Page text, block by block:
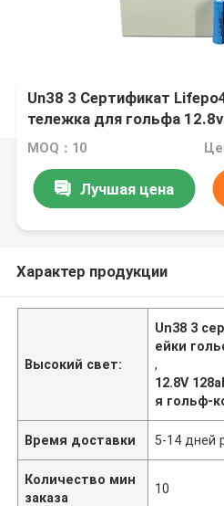
Un38 3 Сертификат
тележка для гольфа
MOQ：10
Лучшая цена
Характер продукции
Высокий свет:
Un38 3
ейки
,
12.8V
я гольф-
Время доставки 5-14 дней
Количество мин
заказа
10